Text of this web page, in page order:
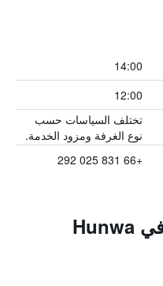
14:00
12:00
تختلف السياسات حسب
نوع الغرفة ومزود الخدمة.
+66 831 025 292
المزايا ووسائل الراحة في Hunwa